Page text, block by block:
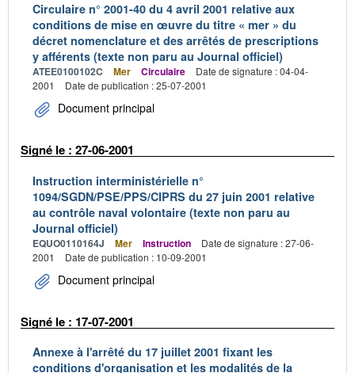
Circulaire n° 2001-40 du 4 avril 2001 relative aux
conditions de mise en œuvre du titre « mer » du
décret nomenclature et des arrêtés de prescriptions
y afférents (texte non paru au Journal officiel)
ATEE0100102C Mer Circulaire
Date de signature : 04-04-
2001
Date de publication : 25-07-2001
Document principal
Signé le : 27-06-2001
Instruction interministérielle n°
1094/SGDN/PSE/PPS/CIPRS du 27 juin 2001 relative
au contrôle naval volontaire (texte non paru au
Journal officiel)
EQUO0110164J Mer Instruction
Date de signature : 27-06-
2001
Date de publication : 10-09-2001
Document principal
Signé le : 17-07-2001
Annexe à l'arrêté du 17 juillet 2001 fixant les
conditions d'organisation et les modalités de la